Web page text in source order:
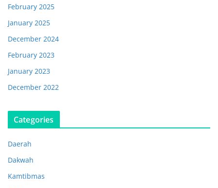
February 2025
January 2025
December 2024
February 2023
January 2023
December 2022
Categories
Daerah
Dakwah
Kamtibmas